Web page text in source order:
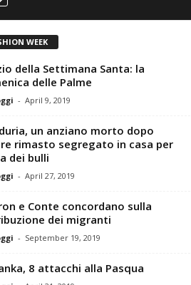
WEEK
della Settimana Santa: la
delle Palme
- April 9, 2019
un anziano morto dopo
rimasto segregato in casa per
dei bulli
- April 27, 2019
e Conte concordano sulla
dei migranti
- September 19, 2019
8 attacchi alla Pasqua